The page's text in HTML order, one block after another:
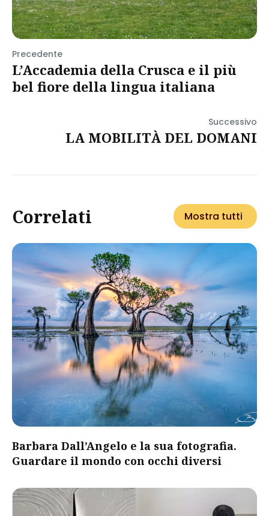
Precedente
L’Accademia della Crusca e il più
bel fiore della lingua italiana
Successivo
LA MOBILITÀ DEL DOMANI
Correlati Mostra tutti
Barbara Dall’Angelo e la sua fotografia.
Guardare il mondo con occhi diversi